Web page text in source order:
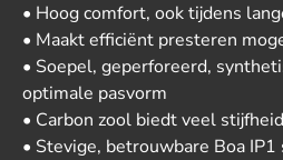
• Hoog comfort, ook tijdens
• Maakt efficiënt presteren
• Soepel, geperforeerd,
optimale pasvorm
• Carbon zool biedt veel stijfheid
• Stevige, betrouwbare Boa